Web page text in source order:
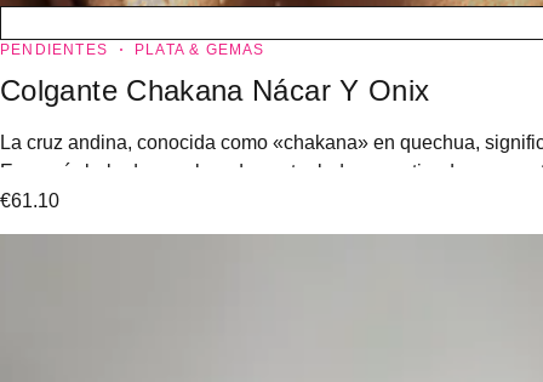
PENDIENTES PLATA & GEMAS
Colgante Chakana Nácar Y Onix
La cruz andina, conocida como «chakana» en quechua,
Es un símbolo de escalera de cuatro lados, que tiende un
€61.10